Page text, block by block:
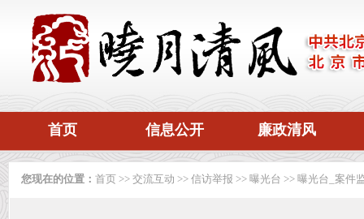
首页 信息公开 廉政清风
您现在的位置： 首页 >> 交流互动 >> 信访举报 >> 曝光台 >> 曝光台_案件